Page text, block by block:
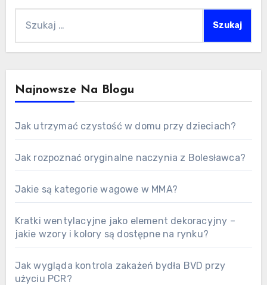
Najnowsze Na Blogu
Jak utrzymać czystość w domu przy dzieciach?
Jak rozpoznać oryginalne naczynia z Bolesławca?
Jakie są kategorie wagowe w MMA?
Kratki wentylacyjne jako element dekoracyjny –
jakie wzory i kolory są dostępne na rynku?
Jak wygląda kontrola zakażeń bydła BVD przy
użyciu PCR?